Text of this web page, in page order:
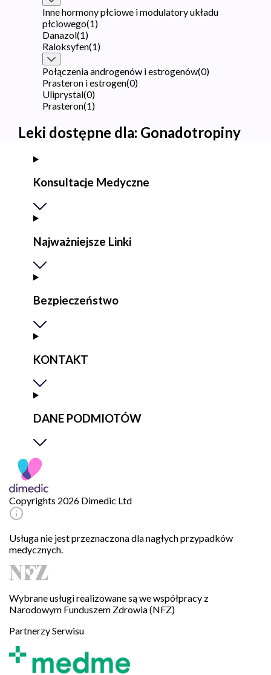
Inne hormony płciowe i modulatory układu
płciowego(1)
Danazol(1)
Raloksyfen(1)
Połączenia androgenów i estrogenów(0)
Prasteron i estrogen(0)
Uliprystal(0)
Prasteron(1)
Leki dostępne dla: Gonadotropiny
Konsultacje Medyczne
Najważniejsze Linki
Bezpieczeństwo
KONTAKT
DANE PODMIOTÓW
Copyrights 2026 Dimedic Ltd
Usługa nie jest przeznaczona dla nagłych przypadków
medycznych.
Wybrane usługi realizowane są we współpracy z
Narodowym Funduszem Zdrowia (NFZ)
Partnerzy Serwisu